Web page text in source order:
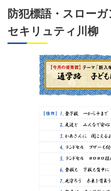
防犯標語・スロー
セキリュティ川柳